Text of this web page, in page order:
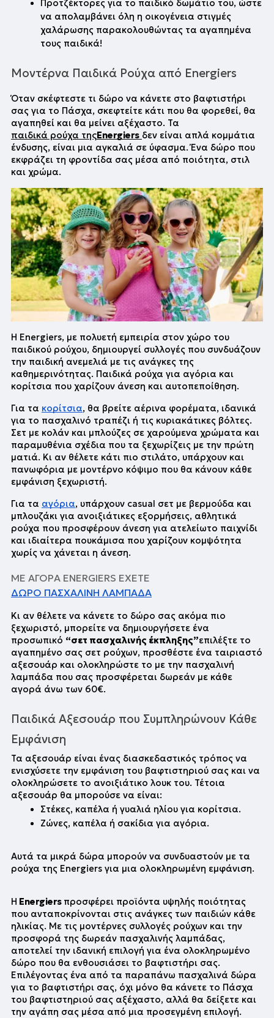
Προτζέκτορες για το παιδικό δωμάτιο του, ώστε
να απολαμβάνει όλη η οικογένεια στιγμές
χαλάρωσης παρακολουθώντας τα αγαπημένα
τους παιδικά!
Μοντέρνα Παιδικά Ρούχα από Energiers
Όταν σκέφτεστε τι δώρο να κάνετε στο βαφτιστήρι
σας για το Πάσχα, σκεφτείτε κάτι που θα φορεθεί, θα
αγαπηθεί και θα μείνει αξέχαστο. Τα
παιδικά ρούχα τηςEnergiers δεν είναι απλά κομμάτια
ένδυσης, είναι μια αγκαλιά σε ύφασμα. Ένα δώρο που
εκφράζει τη φροντίδα σας μέσα από ποιότητα, στιλ
και χρώμα.
Η Energiers, με πολυετή εμπειρία στον χώρο του
παιδικού ρούχου, δημιουργεί συλλογές που συνδυάζουν
την παιδική ανεμελιά με τις ανάγκες της
καθημερινότητας. Παιδικά ρούχα για αγόρια και
κορίτσια που χαρίζουν άνεση και αυτοπεποίθηση.
Για τα κορίτσια, θα βρείτε αέρινα φορέματα, ιδανικά
για το πασχαλινό τραπέζι ή τις κυριακάτικες βόλτες.
Σετ με κολάν και μπλούζες σε χαρούμενα χρώματα και
παραμυθένια σχέδια που τα ξεχωρίζεις με την πρώτη
ματιά. Κι αν θέλετε κάτι πιο στιλάτο, υπάρχουν και
πανωφόρια με μοντέρνο κόψιμο που θα κάνουν κάθε
εμφάνιση ξεχωριστή.
Για τα αγόρια, υπάρχουν casual σετ με βερμούδα και
μπλουζάκι για ανοιξιάτικες εξορμήσεις, αθλητικά
ρούχα που προσφέρουν άνεση για ατελείωτο παιχνίδι
και ιδιαίτερα πουκάμισα που χαρίζουν κομψότητα
χωρίς να χάνεται η άνεση.
ΜΕ ΑΓΟΡΑ ENERGIERS ΕΧΕΤΕ
ΔΩΡΟ ΠΑΣΧΑΛΙΝΗ ΛΑΜΠΑΔΑ
Κι αν θέλετε να κάνετε το δώρο σας ακόμα πιο
ξεχωριστό, μπορείτε να δημιουργήσετε ένα
προσωπικό “σετ πασχαλινής έκπληξης”επιλέξτε το
αγαπημένο σας σετ ρούχων, προσθέστε ένα ταιριαστό
αξεσουάρ και ολοκληρώστε το με την πασχαλινή
λαμπάδα που σας προσφέρεται δωρεάν με κάθε
αγορά άνω των 60€.
Παιδικά Αξεσουάρ που Συμπληρώνουν Κάθε
Εμφάνιση
Τα αξεσουάρ είναι ένας διασκεδαστικός τρόπος να
ενισχύσετε την εμφάνιση του βαφτιστηριού σας και να
ολοκληρώσετε το ανοιξιάτικο λουκ του. Τέτοια
αξεσουάρ θα μπορούσε να είναι:
Στέκες, καπέλα ή γυαλιά ηλίου για κορίτσια.
Ζώνες, καπέλα ή σακίδια για αγόρια.
Αυτά τα μικρά δώρα μπορούν να συνδυαστούν με τα
ρούχα της Energiers για μια ολοκληρωμένη εμφάνιση.
Η Energiers προσφέρει προϊόντα υψηλής ποιότητας
που ανταποκρίνονται στις ανάγκες των παιδιών κάθε
ηλικίας. Με τις μοντέρνες συλλογές ρούχων και την
προσφορά της δωρεάν πασχαλινής λαμπάδας,
αποτελεί την ιδανική επιλογή για ένα ολοκληρωμένο
δώρο που θα ενθουσιάσει το βαφτιστήρι σας.
Επιλέγοντας ένα από τα παραπάνω πασχαλινά δώρα
για το βαφτιστήρι σας, όχι μόνο θα κάνετε το Πάσχα
του βαφτιστηριού σας αξέχαστο, αλλά θα δείξετε και
την αγάπη σας μέσα από μια προσεγμένη επιλογή.